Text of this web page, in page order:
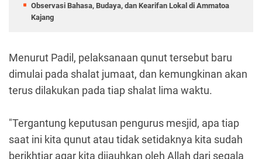
Observasi Bahasa, Budaya, dan Kearifan Lokal di Ammatoa
Kajang
Menurut Padil, pelaksanaan qunut tersebut baru
dimulai pada shalat jumaat, dan kemungkinan akan
terus dilakukan pada tiap shalat lima waktu.
"Tergantung keputusan pengurus mesjid, apa tiap
saat ini kita qunut atau tidak setidaknya kita sudah
berikhtiar agar kita dijauhkan oleh Allah dari segala